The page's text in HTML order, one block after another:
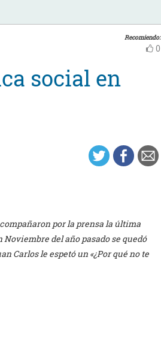
Recomiendo:
0
social en
por la prensa la última
del año pasado se quedó
Carlos le espetó un «¿Por qué no te